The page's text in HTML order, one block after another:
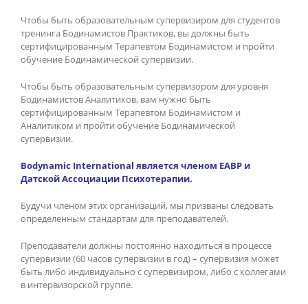
Чтобы быть образовательным супервизиром для студентов
тренинга Бодинамистов Практиков, вы должны быть
сертифицированным Терапевтом Бодинамистом и пройти
обучение Бодинамической супервизии.
Чтобы быть образовательным супервизором для уровня
Бодинамистов Аналитиков, вам нужно быть
сертифицированным Терапевтом Бодинамистом и
Аналитиком и пройти обучение Бодинамической
супервизии.
Bodynamic International является членом ЕАВР и
Датской Ассоциации Психотерапии.
Будучи членом этих организаций, мы призваны следовать
определенным стандартам для преподавателей.
Преподаватели должны постоянно находиться в процессе
супервизии (60 часов супервизии в год) – супервизия может
быть либо индивидуально с супервизиром, либо с коллегами
в интервизорской группе.